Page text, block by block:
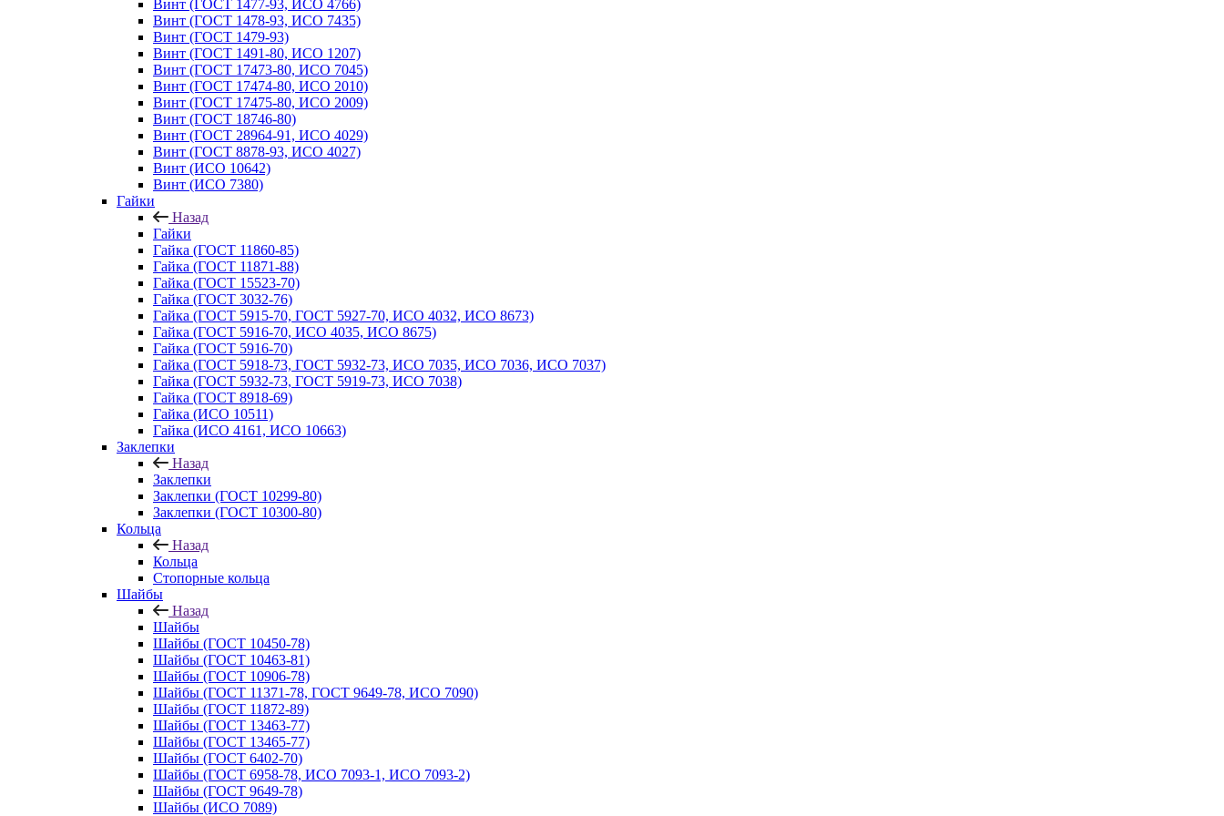
Винт (ГОСТ 1477-93, ИСО 4766)
Винт (ГОСТ 1478-93, ИСО 7435)
Винт (ГОСТ 1479-93)
Винт (ГОСТ 1491-80, ИСО 1207)
Винт (ГОСТ 17473-80, ИСО 7045)
Винт (ГОСТ 17474-80, ИСО 2010)
Винт (ГОСТ 17475-80, ИСО 2009)
Винт (ГОСТ 18746-80)
Винт (ГОСТ 28964-91, ИСО 4029)
Винт (ГОСТ 8878-93, ИСО 4027)
Винт (ИСО 10642)
Винт (ИСО 7380)
Гайки
Назад
Гайки
Гайка (ГОСТ 11860-85)
Гайка (ГОСТ 11871-88)
Гайка (ГОСТ 15523-70)
Гайка (ГОСТ 3032-76)
Гайка (ГОСТ 5915-70, ГОСТ 5927-70, ИСО 4032, ИСО 8673)
Гайка (ГОСТ 5916-70, ИСО 4035, ИСО 8675)
Гайка (ГОСТ 5916-70)
Гайка (ГОСТ 5918-73, ГОСТ 5932-73, ИСО 7035, ИСО 7036, ИСО 7037)
Гайка (ГОСТ 5932-73, ГОСТ 5919-73, ИСО 7038)
Гайка (ГОСТ 8918-69)
Гайка (ИСО 10511)
Гайка (ИСО 4161, ИСО 10663)
Заклепки
Назад
Заклепки
Заклепки (ГОСТ 10299-80)
Заклепки (ГОСТ 10300-80)
Кольца
Назад
Кольца
Стопорные кольца
Шайбы
Назад
Шайбы
Шайбы (ГОСТ 10450-78)
Шайбы (ГОСТ 10463-81)
Шайбы (ГОСТ 10906-78)
Шайбы (ГОСТ 11371-78, ГОСТ 9649-78, ИСО 7090)
Шайбы (ГОСТ 11872-89)
Шайбы (ГОСТ 13463-77)
Шайбы (ГОСТ 13465-77)
Шайбы (ГОСТ 6402-70)
Шайбы (ГОСТ 6958-78, ИСО 7093-1, ИСО 7093-2)
Шайбы (ГОСТ 9649-78)
Шайбы (ИСО 7089)